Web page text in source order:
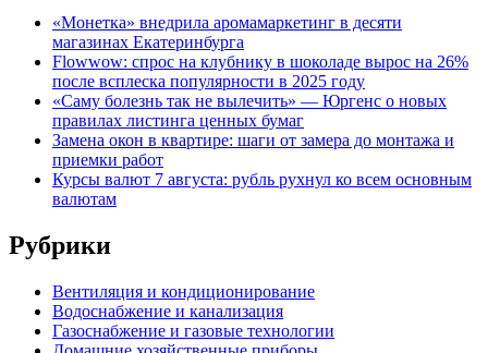
«Монетка» внедрила аромамаркетинг в десяти
магазинах Екатеринбурга
Flowwow: спрос на клубнику в шоколаде вырос на 26%
после всплеска популярности в 2025 году
«Саму болезнь так не вылечить» — Юргенс о новых
правилах листинга ценных бумаг
Замена окон в квартире: шаги от замера до монтажа и
приемки работ
Курсы валют 7 августа: рубль рухнул ко всем основным
валютам
Рубрики
Вентиляция и кондиционирование
Водоснабжение и канализация
Газоснабжение и газовые технологии